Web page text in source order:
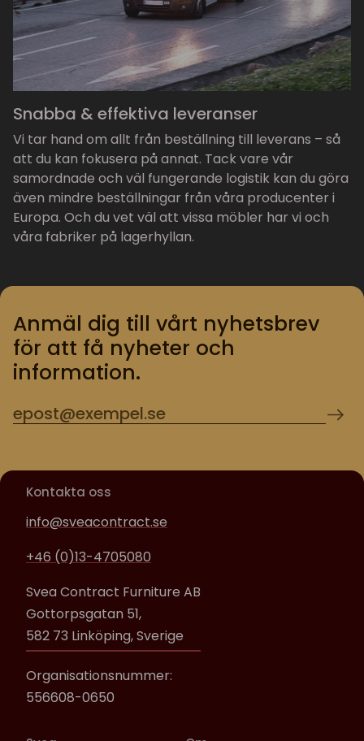
Snabba & effektiva leveranser
Vi tar hand om allt från beställning till leverans – så
att du kan fokusera på annat. Tack vare vår
samordnade och väl fungerande logistik kan du göra
även mindre beställningar från våra producenter i
Europa. Och du vet väl att vissa möbler har vi och
våra fabriker på lagerhyllan.
Anmäl dig till vårt nyhetsbrev
för att få nyheter och
information.
Kontakta oss
info@sveacontract.se
+46 (0)13-4705080
Svea Contract Furniture AB
Gottorpsgatan 51,
582 73 Linköping, Sverige
Organisationsnummer:
556608-0650